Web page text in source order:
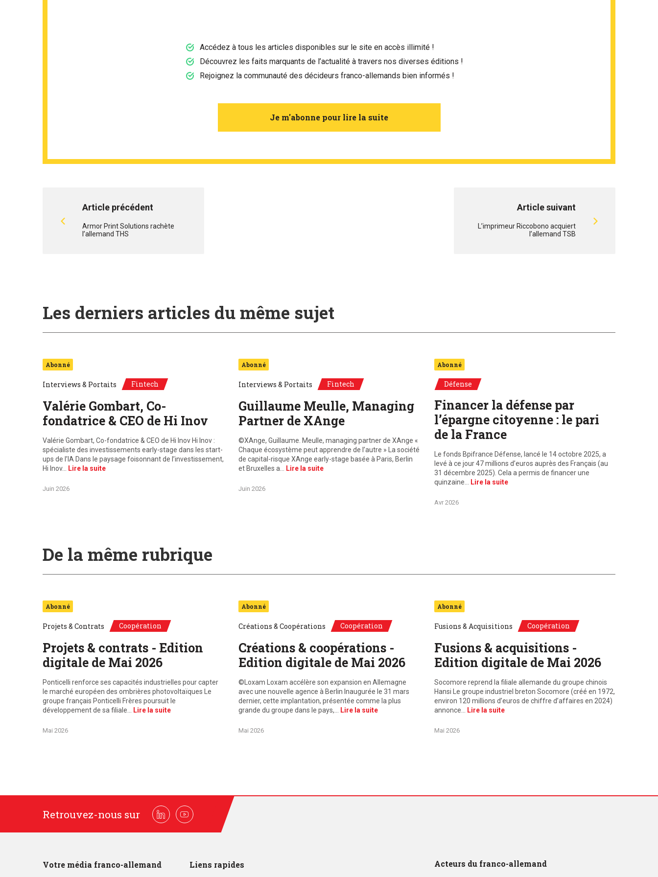
Accédez à tous les articles disponibles sur le site en accès illimité !
Découvrez les faits marquants de l’actualité à travers nos diverses éditions !
Rejoignez la communauté des décideurs franco-allemands bien informés !
Je m'abonne pour lire la suite
Article précédent
Armor Print Solutions rachète
l’allemand THS
Article suivant
L’imprimeur Riccobono acquiert
l’allemand TSB
Les derniers articles du même sujet
Abonné
Interviews & Portaits Fintech
Valérie Gombart, Co-
fondatrice & CEO de Hi Inov
Valérie Gombart, Co-fondatrice & CEO de Hi Inov Hi Inov :
spécialiste des investissements early-stage dans les start-
ups de l’IA Dans le paysage foisonnant de l’investissement,
Hi Inov…
Lire la suite
Juin 2026
Abonné
Interviews & Portaits Fintech
Guillaume Meulle, Managing
Partner de XAnge
©XAnge, Guillaume. Meulle, managing partner de XAnge «
Chaque écosystème peut apprendre de l’autre » La société
de capital-risque XAnge early-stage basée à Paris, Berlin
et Bruxelles a…
Lire la suite
Juin 2026
Abonné
Défense
Financer la défense par
l’épargne citoyenne : le pari
de la France
Le fonds Bpifrance Défense, lancé le 14 octobre 2025, a
levé à ce jour 47 millions d’euros auprès des Français (au
31 décembre 2025). Cela a permis de financer une
quinzaine…
Lire la suite
Avr 2026
De la même rubrique
Abonné
Projets & Contrats Coopération
Projets & contrats - Edition
digitale de Mai 2026
Ponticelli renforce ses capacités industrielles pour capter
le marché européen des ombrières photovoltaïques Le
groupe français Ponticelli Frères poursuit le
développement de sa filiale…
Lire la suite
Mai 2026
Abonné
Créations & Coopérations Coopération
Créations & coopérations -
Edition digitale de Mai 2026
©Loxam Loxam accélère son expansion en Allemagne
avec une nouvelle agence à Berlin Inaugurée le 31 mars
dernier, cette implantation, présentée comme la plus
grande du groupe dans le pays,…
Lire la suite
Mai 2026
Abonné
Fusions & Acquisitions Coopération
Fusions & acquisitions -
Edition digitale de Mai 2026
Socomore reprend la filiale allemande du groupe chinois
Hansi Le groupe industriel breton Socomore (créé en 1972,
environ 120 millions d’euros de chiffre d’affaires en 2024)
annonce…
Lire la suite
Mai 2026
Retrouvez-nous sur LinkedinYoutube
Votre média franco-allemand Liens rapides Acteurs du franco-allemand